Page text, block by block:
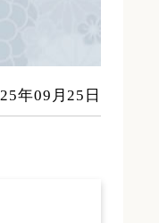
年09月25日